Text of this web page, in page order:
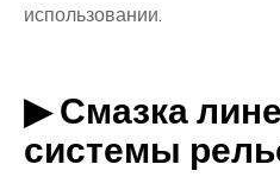
использовании.
▶ Смазка
системы